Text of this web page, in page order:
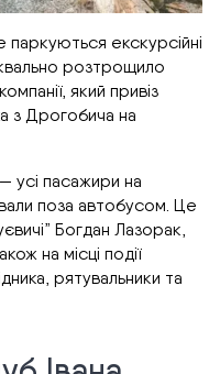
паркуються екскурсійні
розтрощило
який привіз
з Дрогобича на
усі пасажири на
поза автобусом. Це
Богдан Лазорак,
на місці події
рятувальники та